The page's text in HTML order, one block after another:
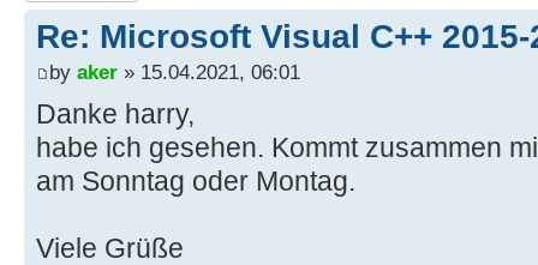
Re: Microsoft Visual C++
by aker » 15.04.2021, 06:01
Danke harry,
habe ich gesehen. Kommt zusammen
am Sonntag oder Montag.
Viele Grüße